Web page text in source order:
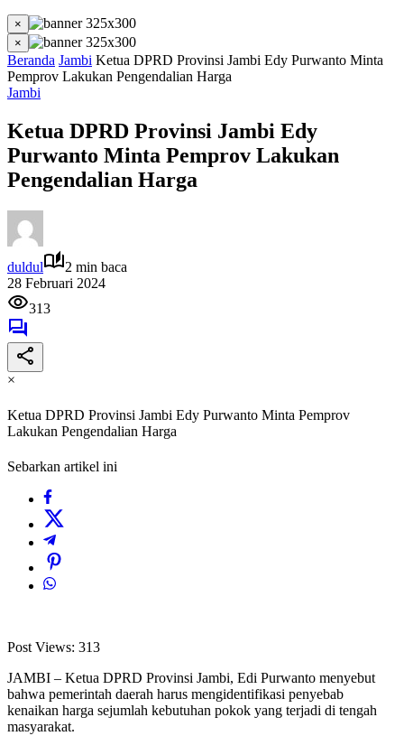
×
×
Beranda Jambi Ketua DPRD Provinsi Jambi Edy Purwanto Minta
Pemprov Lakukan Pengendalian Harga
Jambi
Ketua DPRD Provinsi Jambi Edy
Purwanto Minta Pemprov Lakukan
Pengendalian Harga
duldul
2 min baca
28 Februari 2024
313
×
Ketua DPRD Provinsi Jambi Edy Purwanto Minta Pemprov
Lakukan Pengendalian Harga
Sebarkan artikel ini
Post Views: 313
JAMBI – Ketua DPRD Provinsi Jambi, Edi Purwanto menyebut
bahwa pemerintah daerah harus mengidentifikasi penyebab
kenaikan harga sejumlah kebutuhan pokok yang terjadi di tengah
masyarakat.